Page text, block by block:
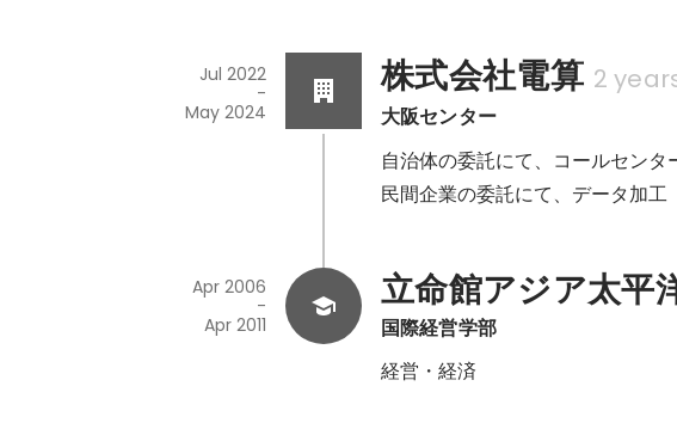
株式会社電算 2
大阪センター
Jul 2022
-
May 2024
自治体の委託にて、コールセンタ
民間企業の委託にて、データ加工
立命館アジア太平
国際経営学部
Apr 2006
-
Apr 2011
経営・経済